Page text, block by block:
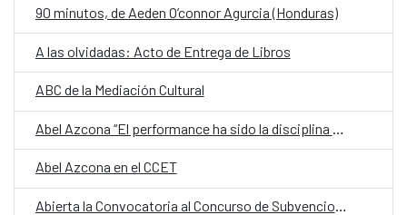
90 minutos, de Aeden O’connor Agurcia (Honduras)
A las olvidadas: Acto de Entrega de Libros
ABC de la Mediación Cultural
Abel Azcona “El performance ha sido la disciplina maldita; ahora está abrazada
Abel Azcona en el CCET
Abierta la Convocatoria al Concurso de Subvenciones EUROSAN Emprende